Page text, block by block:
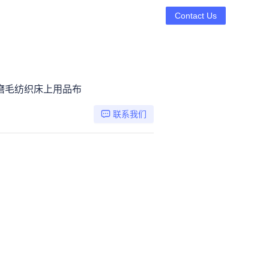
Contact Us
毛纺织床上用品布
联系我们